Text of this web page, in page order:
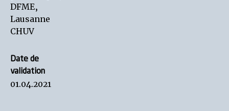
DFME,
Lausanne
CHUV
Date de
validation
01.04.2021